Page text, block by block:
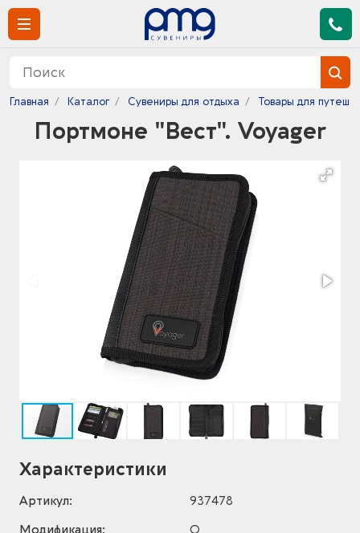
Главная Каталог Сувениры для отдыха Товары для
Портмоне "Вест". Voyager
Характеристики
Артикул:
937478
Модификация:
O